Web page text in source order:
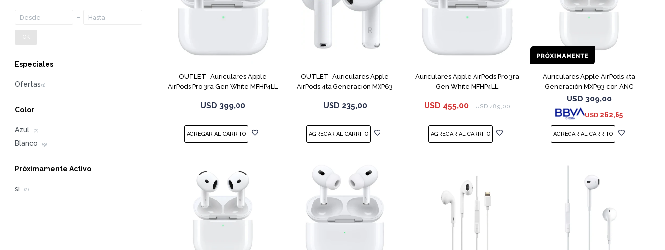
OUTLET- Auriculares Apple
AirPods Pro 3ra Gen White MFHP4LL
USD 399,00
OUTLET- Auriculares Apple
AirPods 4ta Generación MXP63
USD 235,00
Auriculares Apple AirPods Pro 3ra
Gen White MFHP4LL
USD 455,00 USD 489,00
Auriculares Apple AirPods 4ta
Generación MXP93 con ANC
USD 309,00
USD 262,65
OK
Especiales
Color
Azul (2)
Blanco (9)
Próximamente Activo
si (2)